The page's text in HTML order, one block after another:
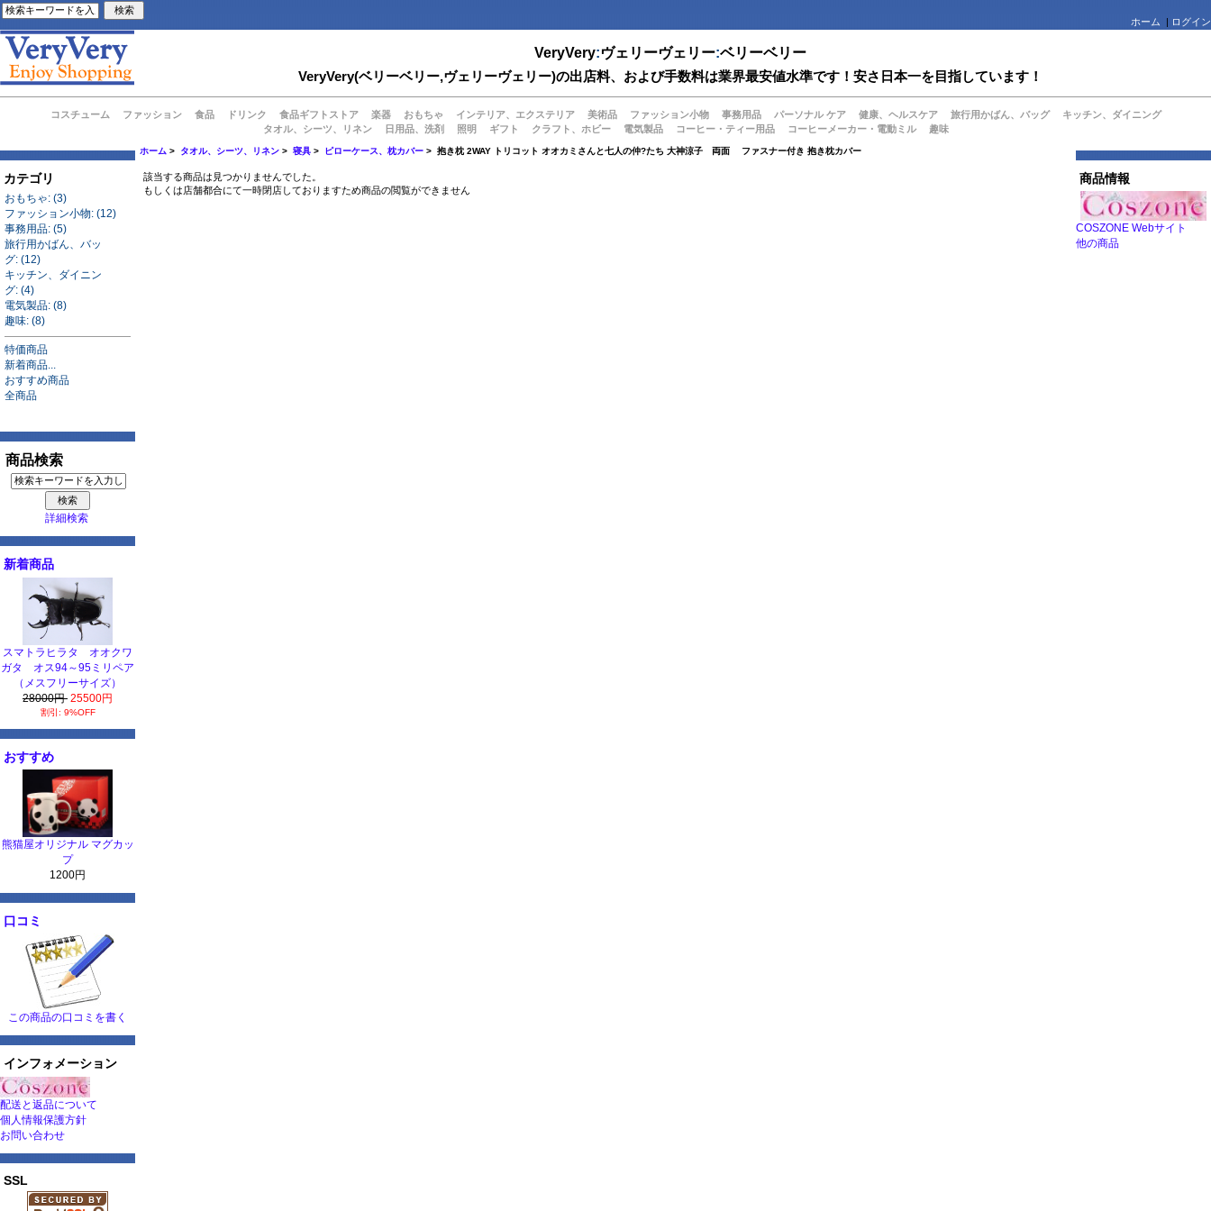
ホーム | ログイン
VeryVery:ヴェリーヴェリー:ベリーベリー
VeryVery(ベリーベリー,ヴェリーヴェリー)の出店料、および手数料は業界最安値水準です！安さ日本一を目指しています！
コスチューム ファッション 食品 ドリンク 食品ギフトストア 楽器 おもちゃ インテリア、エクステリア 美術品 ファッション小物 事務用品 パーソナル ケア 健康、ヘルスケア 旅行用かばん、バッグ
キッチン、ダイニング
タオル、シーツ、リネン
日用品、洗剤 照明 ギフト クラフト、ホビー 電気製品 コーヒー・ティー用品 コーヒーメーカー・電動ミル 趣味
カテゴリ
おもちゃ: (3)
ファッション小物: (12)
事務用品: (5)
旅行用かばん、バッ
グ: (12)
キッチン、ダイニン
グ: (4)
電気製品: (8)
趣味: (8)
特価商品
新着商品...
おすすめ商品
全商品
商品検索
詳細検索
新着商品
スマトラヒラタ オオクワ
ガタ オス94～95ミリペア
（メスフリーサイズ）
28000円 25500円
割引: 9%OFF
おすすめ
熊猫屋オリジナル マグカッ
プ
1200円
口コミ
この商品の口コミを書く
インフォメーション
配送と返品について
個人情報保護方針
お問い合わせ
SSL
ホーム > タオル、シーツ、リネン >寝具 > ピローケース、枕カバー > 抱き枕 2WAY トリコット オオカミさんと七人の仲?たち 大神涼子 両面 ファスナー付き 抱き枕カバー
該当する商品は見つかりませんでした。
もしくは店舗都合にて一時閉店しておりますため商品の閲覧ができません
商品情報
COSZONE Webサイト
他の商品